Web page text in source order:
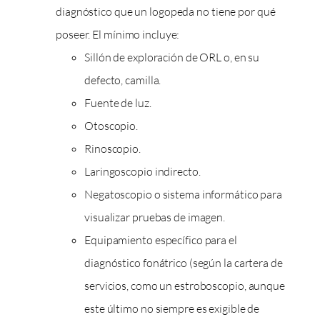
diagnóstico que un logopeda no tiene por qué
poseer. El mínimo incluye:
Sillón de exploración de ORL o, en su
defecto, camilla.
Fuente de luz.
Otoscopio.
Rinoscopio.
Laringoscopio indirecto.
Negatoscopio o sistema informático para
visualizar pruebas de imagen.
Equipamiento específico para el
diagnóstico fonátrico (según la cartera de
servicios, como un estroboscopio, aunque
este último no siempre es exigible de